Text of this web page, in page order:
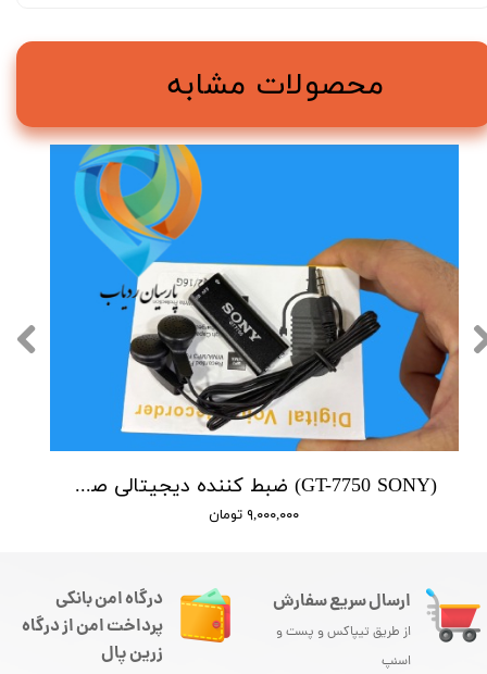
(GT-7750 SONY) ضبط کننده دیجیتالی صدا سونی - 16 گیگابایت - سنسور هوشمند صدا
۹,۰۰۰,۰۰۰ تومان
محصولات مشابه
ارسال سریع سفارش
از طریق تیپاکس و پست و
اسنپ
درگاه امن بانکی
پرداخت امن از درگاه
زرین پال